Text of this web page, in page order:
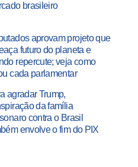
brasileiro
aprovam projeto que
futuro do planeta e
repercute; veja como
cada parlamentar
agradar Trump,
da família
contra o Brasil
envolve o fim do PIX